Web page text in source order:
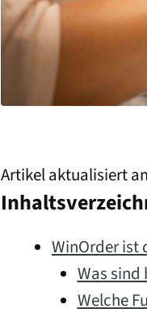
Artikel aktualisiert
WinOrder ist
Was sind
Welche